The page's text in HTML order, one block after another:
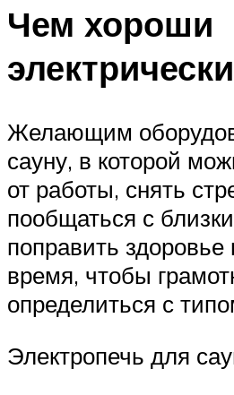
Чем хороши
Желающим
сауну, в которой
от работы, снять
пообщаться с
поправить здоровье
время, чтобы
определиться с
Электропечь для